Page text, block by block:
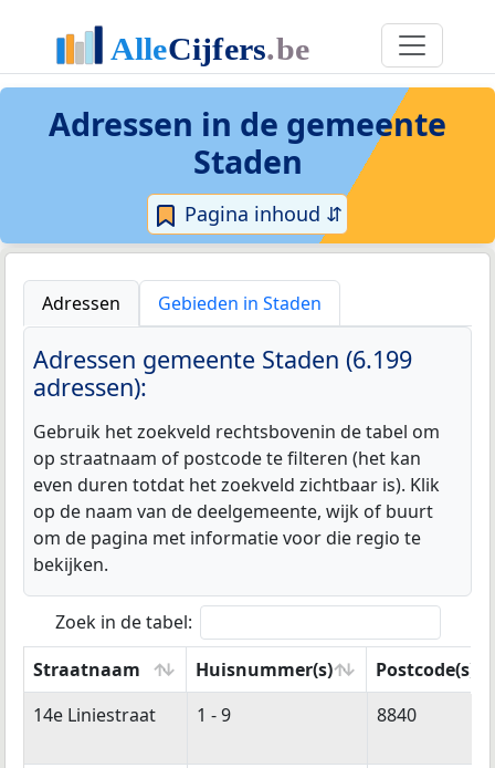
Adressen in de gemeente
Staden
Pagina inhoud ⇵
Adressen Gebieden in Staden
Adressen gemeente Staden (6.199
adressen):
Gebruik het zoekveld rechtsbovenin de tabel om
op straatnaam of postcode te filteren (het kan
even duren totdat het zoekveld zichtbaar is). Klik
op de naam van de deelgemeente, wijk of buurt
om de pagina met informatie voor die regio te
bekijken.
Zoek in de tabel:
Straatnaam
Huisnummer(s)
Postcode(s)
Straatnaam
Huisnummer(s) Postcode(s)
14e Liniestraat 1 - 9 8840